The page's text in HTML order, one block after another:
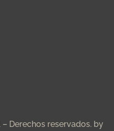
Derechos reservados. by